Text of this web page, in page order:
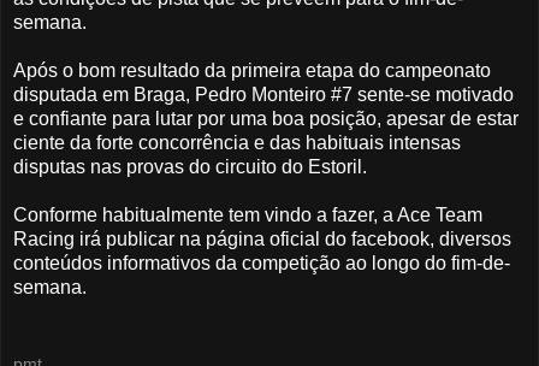
semana.
Após o bom resultado da primeira etapa do campeonato
disputada em Braga, Pedro Monteiro #7 sente-se motivado
e confiante para lutar por uma boa posição, apesar de estar
ciente da forte concorrência e das habituais intensas
disputas nas provas do circuito do Estoril.
Conforme habitualmente tem vindo a fazer, a Ace Team
Racing irá publicar na página oficial do facebook, diversos
conteúdos informativos da competição ao longo do fim-de-
semana.